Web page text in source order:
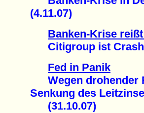
(4.11.07)
Banken-Krise
Citigroup ist Crash-
Fed in Panik
Wegen drohender
Senkung des
(31.10.07)